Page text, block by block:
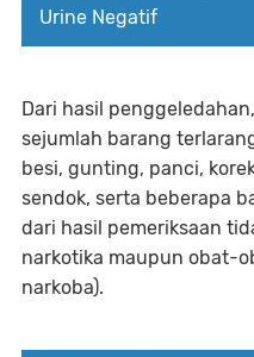
Urine Negatif
Dari hasil
sejumlah barang
besi, gunting, panci,
sendok, serta beberapa
dari hasil pemeriksaan
narkotika maupun obat-
narkoba).